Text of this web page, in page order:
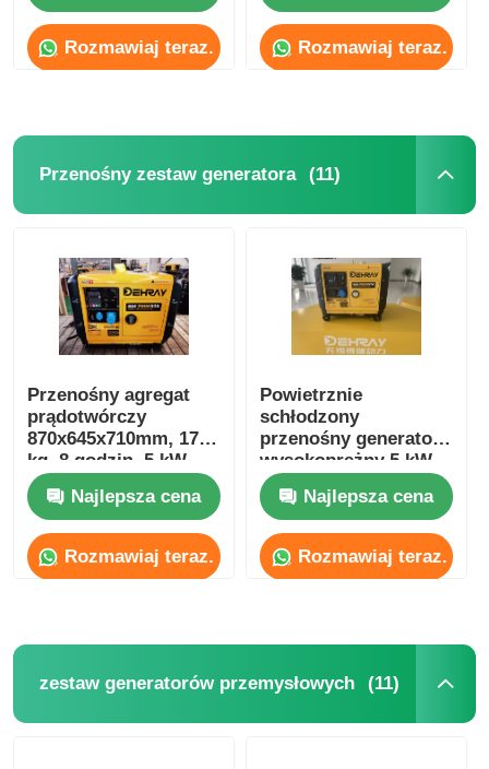
Rozmawiaj teraz. Rozmawiaj teraz.
Przenośny zestaw generatora (11)
Przenośny agregat
prądotwórczy
870x645x710mm, 175
kg, 8 godzin, 5 kW
Najlepsza cena
Rozmawiaj teraz.
Powietrznie
schłodzony
przenośny generator
wysokoprężny 5 kW
Najlepsza cena
Rozmawiaj teraz.
zestaw generatorów przemysłowych (11)